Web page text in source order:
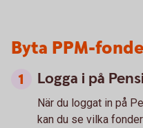
Byta PPM-
Logga i på
När du loggat in på
kan du se vilka